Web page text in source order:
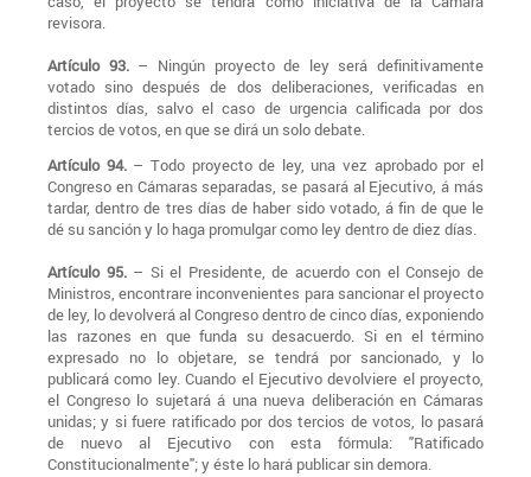
revisora.
Artículo 93.– Ningún proyecto de ley será definitivamente
votado sino después de dos deliberaciones, verificadas en
distintos días, salvo el caso de urgencia calificada por dos
tercios de votos, en que se dirá un solo debate.
Artículo 94.– Todo proyecto de ley, una vez aprobado por el
Congreso en Cámaras separadas, se pasará al Ejecutivo, á más
tardar, dentro de tres días de haber sido votado, á fin de que le
dé su sanción y lo haga promulgar como ley dentro de diez días.
Artículo 95.– Si el Presidente, de acuerdo con el Consejo de
Ministros, encontrare inconvenientes para sancionar el proyecto
de ley, lo devolverá al Congreso dentro de cinco días, exponiendo
las razones en que funda su desacuerdo. Si en el término
expresado no lo objetare, se tendrá por sancionado, y lo
publicará como ley. Cuando el Ejecutivo devolviere el proyecto,
el Congreso lo sujetará á una nueva deliberación en Cámaras
unidas; y si fuere ratificado por dos tercios de votos, lo pasará
de nuevo al Ejecutivo con esta fórmula: "Ratificado
Constitucionalmente"; y éste lo hará publicar sin demora.